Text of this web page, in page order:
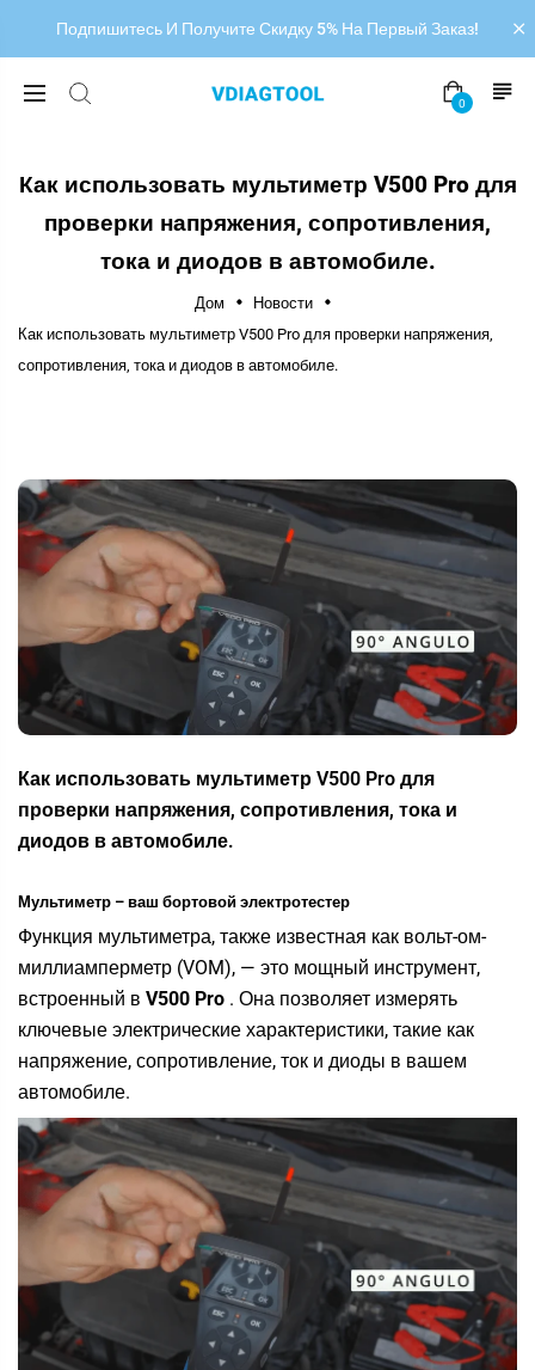
Подпишитесь И Получите Скидку 5% На Первый Заказ!
0
Как использовать мультиметр V500 Pro для
проверки напряжения, сопротивления,
тока и диодов в автомобиле.
Дом
Новости
Как использовать мультиметр V500 Pro для проверки напряжения,
сопротивления, тока и диодов в автомобиле.
Как использовать мультиметр V500 Pro для
проверки напряжения, сопротивления, тока и
диодов в автомобиле.
Мультиметр – ваш бортовой электротестер
Функция мультиметра, также известная как вольт-ом-
миллиамперметр (VOM), — это мощный инструмент,
встроенный в V500 Pro . Она позволяет измерять
ключевые электрические характеристики, такие как
напряжение, сопротивление, ток и диоды в вашем
автомобиле.